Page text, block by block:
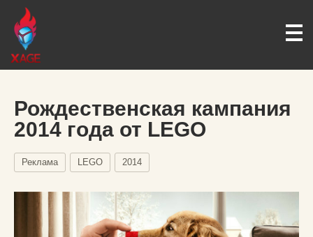
Рождественская кампания
2014 года от LEGO
Реклама LEGO 2014